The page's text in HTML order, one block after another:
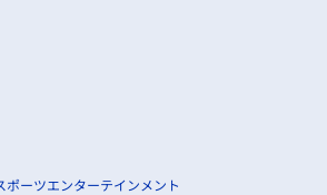
ーツエンターテインメント